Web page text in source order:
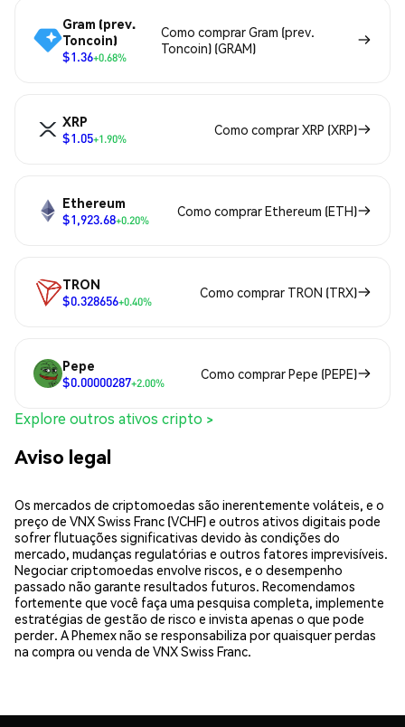
Gram (prev.
Toncoin)
$1.36+0.68%
Como comprar Gram (prev.
Toncoin) (GRAM)
XRP
$1.05+1.90%
Como comprar XRP (XRP)
Ethereum
$1,923.68+0.20%
Como comprar Ethereum (ETH)
TRON
$0.328656+0.40%
Como comprar TRON (TRX)
Pepe
$0.00000287+2.00%
Como comprar Pepe (PEPE)
Explore outros ativos cripto >
Aviso legal
Os mercados de criptomoedas são inerentemente voláteis, e o
preço de VNX Swiss Franc (VCHF) e outros ativos digitais pode
sofrer flutuações significativas devido às condições do
mercado, mudanças regulatórias e outros fatores imprevisíveis.
Negociar criptomoedas envolve riscos, e o desempenho
passado não garante resultados futuros. Recomendamos
fortemente que você faça uma pesquisa completa, implemente
estratégias de gestão de risco e invista apenas o que pode
perder. A Phemex não se responsabiliza por quaisquer perdas
na compra ou venda de VNX Swiss Franc.